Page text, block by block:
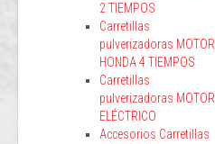
2 TIEMPOS
Carretillas
pulverizadoras MOTOR
HONDA 4 TIEMPOS
Carretillas
pulverizadoras MOTOR
ELÉCTRICO
Accesorios Carretillas